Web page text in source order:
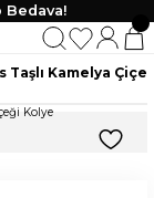
Bedava!
Taşlı Kamelya